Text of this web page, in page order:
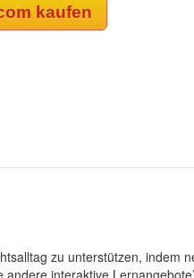
kaufen
zu unterstützen, indem
interaktive